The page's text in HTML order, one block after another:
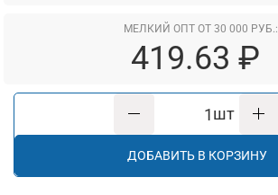
МЕЛКИЙ ОПТ ОТ 30 000 РУБ.:
419.63 ₽
шт
ДОБАВИТЬ В КОРЗИНУ